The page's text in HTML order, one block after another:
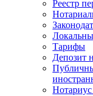
Реестр
Тарифы
Депозит